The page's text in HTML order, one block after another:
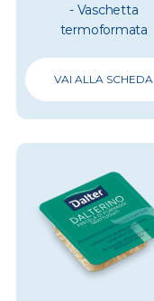
- Vaschetta
termoformata
VAI ALLA SCHEDA